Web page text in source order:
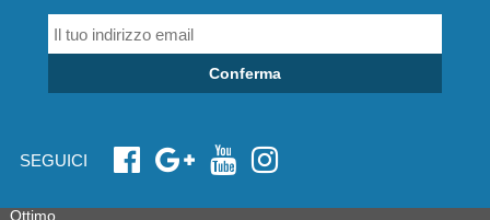
Conferma
SEGUICI
Ottimo